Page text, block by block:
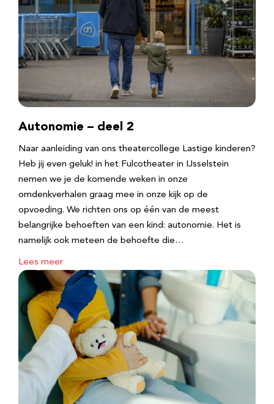
Autonomie – deel 2
Naar aanleiding van ons theatercollege Lastige kinderen?
Heb jij even geluk! in het Fulcotheater in IJsselstein
nemen we je de komende weken in onze
omdenkverhalen graag mee in onze kijk op de
opvoeding. We richten ons op één van de meest
belangrijke behoeften van een kind: autonomie. Het is
namelijk ook meteen de behoefte die…
Lees meer